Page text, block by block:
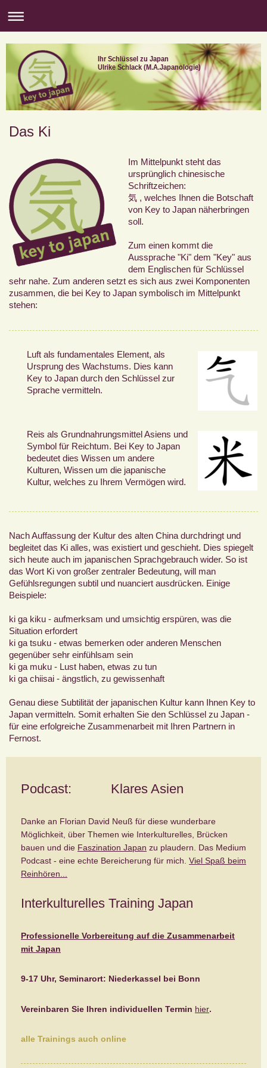
Ihr Schlüssel zu Japan
Ulrike Schlack (M.A.Japanologie)
Das Ki
Im Mittelpunkt steht das
ursprünglich chinesische
Schriftzeichen:
気 , welches Ihnen die Botschaft
von Key to Japan näherbringen
soll.
Zum einen kommt die
Aussprache "Ki" dem "Key" aus
dem Englischen für Schlüssel
sehr nahe. Zum anderen setzt es sich aus zwei Komponenten
zusammen, die bei Key to Japan symbolisch im Mittelpunkt
stehen:
Luft als fundamentales Element, als
Ursprung des Wachstums. Dies kann
Key to Japan durch den Schlüssel zur
Sprache vermitteln.
Reis als Grundnahrungsmittel Asiens und
Symbol für Reichtum. Bei Key to Japan
bedeutet dies Wissen um andere
Kulturen, Wissen um die japanische
Kultur, welches zu Ihrem Vermögen wird.
Nach Auffassung der Kultur des alten China durchdringt und
begleitet das Ki alles, was existiert und geschieht. Dies spiegelt
sich heute auch im japanischen Sprachgebrauch wider. So ist
das Wort Ki von großer zentraler Bedeutung, will man
Gefühlsregungen subtil und nuanciert ausdrücken. Einige
Beispiele:
ki ga kiku - aufmerksam und umsichtig erspüren, was die
Situation erfordert
ki ga tsuku - etwas bemerken oder anderen Menschen
gegenüber sehr einfühlsam sein
ki ga muku - Lust haben, etwas zu tun
ki ga chiisai - ängstlich, zu gewissenhaft
Genau diese Subtilität der japanischen Kultur kann Ihnen Key to
Japan vermitteln. Somit erhalten Sie den Schlüssel zu Japan -
für eine erfolgreiche Zusammenarbeit mit Ihren Partnern in
Fernost.
Podcast: Klares Asien
Danke an Florian David Neuß für diese wunderbare
Möglichkeit, über Themen wie Interkulturelles, Brücken
bauen und die Faszination Japan zu plaudern. Das Medium
Podcast - eine echte Bereicherung für mich. Viel Spaß beim
Reinhören...
Interkulturelles Training Japan
Professionelle Vorbereitung auf die Zusammenarbeit
mit Japan
9-17 Uhr, Seminarort: Niederkassel bei Bonn
Vereinbaren Sie Ihren individuellen Termin hier.
alle Trainings auch online